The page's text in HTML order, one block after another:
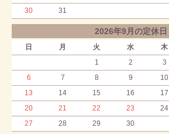
30
31
2026年9月の定休日
日 月 火 水 木
1
2 3
6
7 8 9 10
13
14 15 16 17
20
21 22 23 24
27
28 29 30